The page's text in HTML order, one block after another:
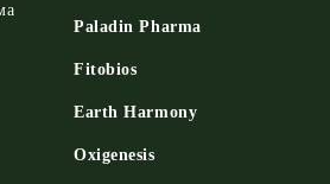
Paladin Pharma
Fitobios
Earth Harmony
Oxigenesis